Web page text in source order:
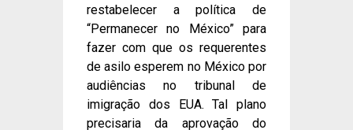
restabelecer a política de
“Permanecer no México” para
fazer com que os requerentes
de asilo esperem no México por
audiências no tribunal de
imigração dos EUA. Tal plano
precisaria da aprovação do